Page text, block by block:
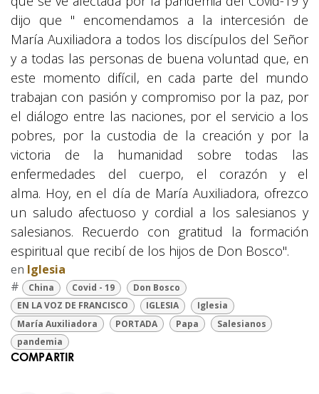
dijo que " encomendamos a la intercesión de
María Auxiliadora a todos los discípulos del Señor
y a todas las personas de buena voluntad que, en
este momento difícil, en cada parte del mundo
trabajan con pasión y compromiso por la paz, por
el diálogo entre las naciones, por el servicio a los
pobres, por la custodia de la creación y por la
victoria de la humanidad sobre todas las
enfermedades del cuerpo, el corazón y el
alma. Hoy, en el día de María Auxiliadora, ofrezco
un saludo afectuoso y cordial a los salesianos y
salesianos. Recuerdo con gratitud la formación
espiritual que recibí de los hijos de Don Bosco".
en Iglesia
#
China Covid - 19
Don Bosco
EN LA VOZ DE FRANCISCO
IGLESIA
Iglesia
María Auxiliadora
PORTADA Papa
Salesianos
pandemia
COMPARTIR